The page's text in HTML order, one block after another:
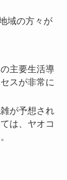
域の方々が
主要生活導
スが非常に
が予想され
は、ヤオコ